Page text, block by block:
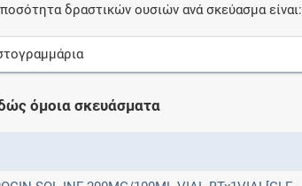
δραστικών ουσιών ανά σκεύασμα είναι:
όμοια σκευάσματα